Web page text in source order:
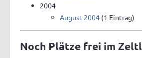
2004
August 2004 (1 Eintrag)
Noch Plätze frei im